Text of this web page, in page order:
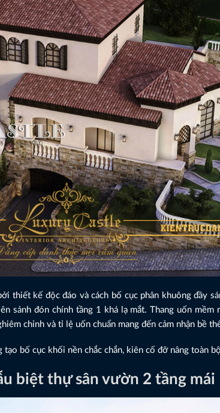
thiết kế độc đáo và cách bố cục phân khuông đầy
sảnh đón chính tầng 1 khá lạ mắt. Thang uốn mềm
chỉnh và tỉ lệ uốn chuẩn mang đến cảm nhận bề
bố cục khối nền chắc chắn, kiên cố đỡ nâng toàn
biệt thự sân vườn 2 tầng